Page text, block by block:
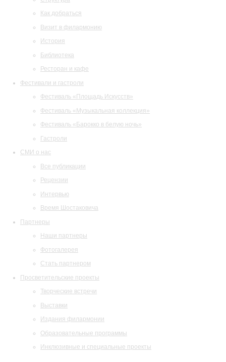
Как добраться
Визит в филармонию
История
Библиотека
Ресторан и кафе
Фестивали и гастроли
Фестиваль «Площадь Искусств»
Фестиваль «Музыкальная коллекция»
Фестиваль «Барокко в белую ночь»
Гастроли
СМИ о нас
Все публикации
Рецензии
Интервью
Время Шостаковича
Партнеры
Наши партнеры
Фотогалерея
Стать партнером
Просветительские проекты
Творческие встречи
Выставки
Издания филармонии
Образовательные программы
Инклюзивные и специальные проекты